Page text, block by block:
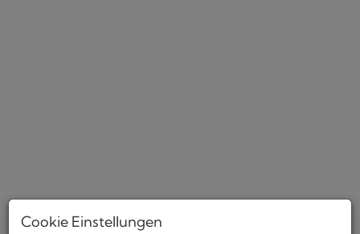
Cookie Einstellungen